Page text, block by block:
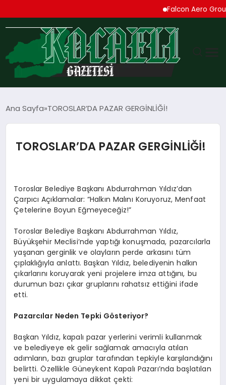
Falcon Aero
TEKNOLOJI
EKONOMI
MAGAZIN
SIYASET
YAŞAM
DÜNYA
EĞITIM
Ana Sayfa TOROSLAR’DA PAZAR GERGİNLİĞİ!
TOROSLAR’DA PAZAR GERGİNLİĞİ!
Toroslar Belediye Başkanı Abdurrahman Yıldız’dan
Çarpıcı Açıklamalar: “Halkın Malını Koruyoruz, Menfaat
Çetelerine Boyun Eğmeyeceğiz!”
Toroslar Belediye Başkanı Abdurrahman Yıldız,
Büyükşehir Meclisi’nde yaptığı konuşmada, pazarcılarla
yaşanan gerginlik ve olayların perde arkasını tüm
çıplaklığıyla anlattı. Başkan Yıldız, belediyenin halkın
çıkarlarını koruyarak yeni projelere imza attığını, bu
durumun bazı çıkar gruplarını rahatsız ettiğini ifade
etti.
Pazarcılar Neden Tepki Gösteriyor?
Başkan Yıldız, kapalı pazar yerlerini verimli kullanmak
ve belediyeye ek gelir sağlamak amacıyla atılan
adımların, bazı gruplar tarafından tepkiyle karşılandığını
belirtti. Özellikle Güneykent Kapalı Pazarı’nda başlatılan
yeni bir uygulamaya dikkat çekti: